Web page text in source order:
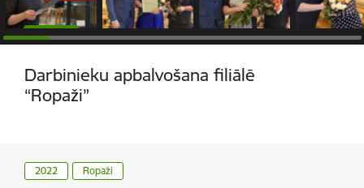
Darbinieku apbalvošana filiālē
“Ropaži”
2022 Ropaži